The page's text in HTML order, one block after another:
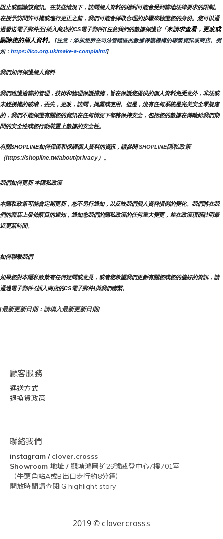
阻止或刪除該資訊。在某些情況下，訪問個人資料的權利可能會受到當地法律要求的限制。
在授予訪問許可權或進行更正之前，我們可能會採取合理的步驟來驗證您的身份。您可以通
過發送電子郵件至{插入商店的CS電子郵件][注意我們的數據保護官「來請求查看，更改或
刪除您的個人資料。
[注意：添加您所在司法管轄區的數據保護機構的聯繫資訊或商店。例
如： https://ico.org.uk/make-a-complaint/]
我們如何保護個人資料
我們維護適當的管理，技術和物理保護措施，旨在保護您提供的個人資料免受意外，非法或
未經授權的破壞，丟失，更改，訪問，揭露或使用。但是，沒有任何系統是完美安全零疑慮
的，我們不能保證有關您的資訊在任何情況下都將保持安全，包括您的數據在傳輸給我們期
間的安全性或您行動裝置上數據的安全性。
有關SHOPLINE如何保留和保護個人資料的資訊，請參閱 SHOPLINE隱私政策
（https://shopline.tw/about/privacy）。
我們如何更新 本隱私政策
本隱私政策可能會定期更新，恕不另行通知，以反映我們個人資料慣例的變化。我們將在我
們的商店上發佈醒目的通知，通知您我們的隱私政策的任何重大變更，並在政策頂部註明最
近更新時間。
如何聯繫我們
如果您對本隱私政策有任何疑問或意見，或者您希望我們更新有關您或您的偏好的資訊，請
通過電子郵件 {插入商店的CS電子郵件]與我們聯繫。
[最新更新日期：請填入最新更新日期]
顧客服務
運送方式
退換貨政策
聯絡我們
instagram/ clover.crosss
Showroom 地址 / 觀塘鴻圖道26號威登中心7樓701室
（牛頭角站A或B出口步行約8分鐘）
開放時間請查閱IG highlight story
2019 © clovercrosss